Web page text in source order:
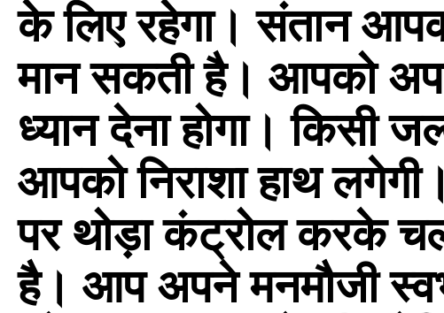
के लिए रहेगा। संतान
मान सकती है। आपको
ध्यान देना होगा। किसी
आपको निराशा हाथ
पर थोड़ा कंट्रोल करके
है। आप अपने मनमौजी